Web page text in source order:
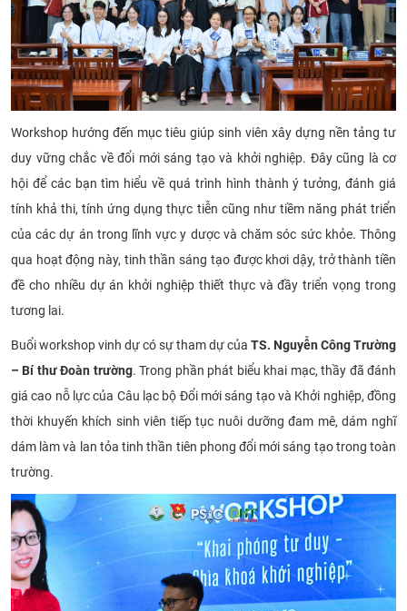
Workshop hướng đến mục tiêu giúp sinh viên xây dựng nền tảng tư
duy vững chắc về đổi mới sáng tạo và khởi nghiệp. Đây cũng là cơ
hội để các bạn tìm hiểu về quá trình hình thành ý tưởng, đánh giá
tính khả thi, tính ứng dụng thực tiễn cũng như tiềm năng phát triển
của các dự án trong lĩnh vực y dược và chăm sóc sức khỏe. Thông
qua hoạt động này, tinh thần sáng tạo được khơi dậy, trở thành tiền
đề cho nhiều dự án khởi nghiệp thiết thực và đầy triển vọng trong
tương lai.
Buổi workshop vinh dự có sự tham dự của TS. Nguyễn Công Trường
– Bí thư Đoàn trường. Trong phần phát biểu khai mạc, thầy đã đánh
giá cao nỗ lực của Câu lạc bộ Đổi mới sáng tạo và Khởi nghiệp, đồng
thời khuyến khích sinh viên tiếp tục nuôi dưỡng đam mê, dám nghĩ
dám làm và lan tỏa tinh thần tiên phong đổi mới sáng tạo trong toàn
trường.